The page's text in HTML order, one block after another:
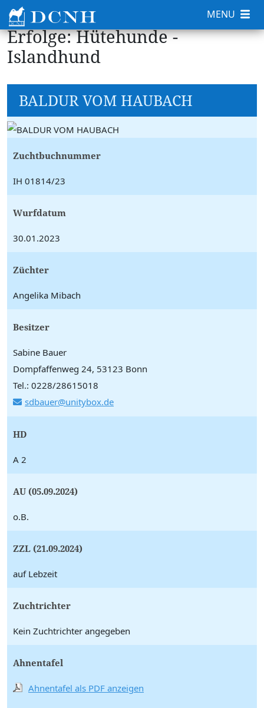
Erfolge: Hütehunde -
Islandhund
BALDUR VOM HAUBACH
Zuchtbuchnummer
IH 01814/23
Wurfdatum
30.01.2023
Züchter
Angelika Mibach
Besitzer
Sabine Bauer
Dompfaffenweg 24, 53123 Bonn
Tel.: 0228/28615018
sdbauer@unitybox.de
HD
A 2
AU (05.09.2024)
o.B.
ZZL (21.09.2024)
auf Lebzeit
Zuchtrichter
Kein Zuchtrichter angegeben
Ahnentafel
Ahnentafel als PDF anzeigen
MENU